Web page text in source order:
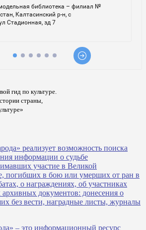
гид по культуре.
страны,